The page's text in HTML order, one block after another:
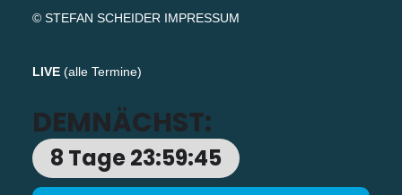
© STEFAN SCHEIDER IMPRESSUM
LIVE (alle Termine)
DEMNÄCHST:
8 Tage 23:59:45